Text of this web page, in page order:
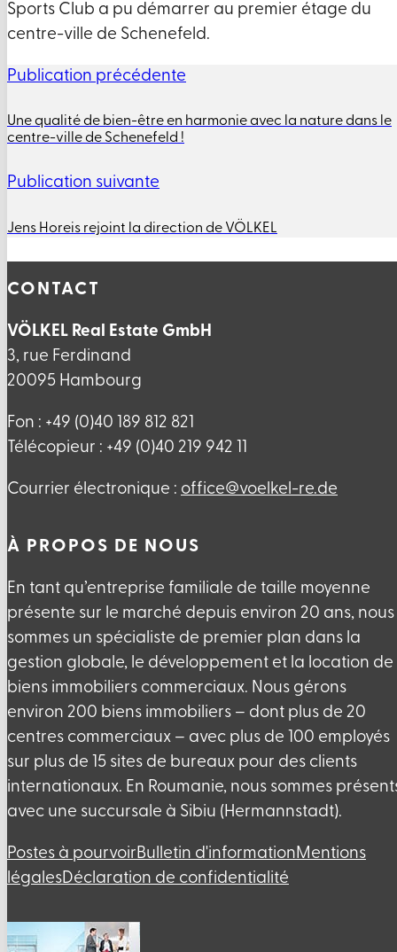
Sports Club a pu démarrer au premier étage du
centre-ville de Schenefeld.
Publication précédente
Une qualité de bien-être en harmonie avec la nature dans le
centre-ville de Schenefeld !
Publication suivante
Jens Horeis rejoint la direction de VÖLKEL
CONTACT
VÖLKEL Real Estate GmbH
3, rue Ferdinand
20095 Hambourg
Fon : +49 (0)40 189 812 821
Télécopieur : +49 (0)40 219 942 11
Courrier électronique : ed.er-lekleov@eciffo
À PROPOS DE NOUS
En tant qu’entreprise familiale de taille moyenne
présente sur le marché depuis environ 20 ans, nous
sommes un spécialiste de premier plan dans la
gestion globale, le développement et la location de
biens immobiliers commerciaux. Nous gérons
environ 200 biens immobiliers – dont plus de 20
centres commerciaux – avec plus de 100 employés
sur plus de 15 sites de bureaux pour des clients
internationaux. En Roumanie, nous sommes
avec une succursale à Sibiu (Hermannstadt).
Postes à pourvoirBulletin d'informationMentions
légalesDéclaration de confidentialité